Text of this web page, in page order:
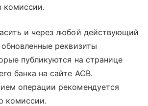
комиссии.
и через любой действующий
реквизиты
публикуются на странице
банка на сайте АСВ.
операции рекомендуется
комиссии.